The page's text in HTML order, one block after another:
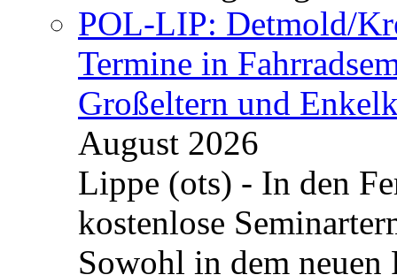
POL-LIP: Detmold/
Termine in
Großeltern und
August 2026
Lippe (ots) - In den
kostenlose
Sowohl in dem neuen